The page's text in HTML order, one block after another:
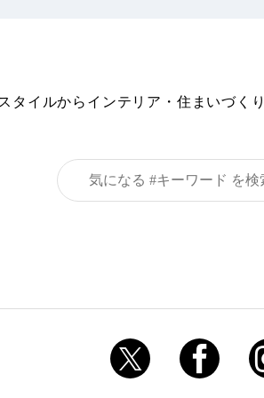
タイルからインテリア・住まいづく